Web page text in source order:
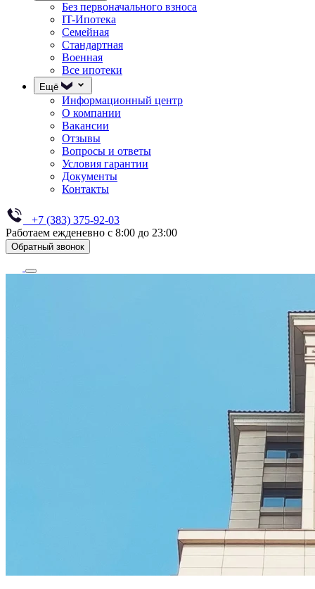
Без первоначального взноса
IT-Ипотека
Семейная
Стандартная
Военная
Все ипотеки
Ещё
Информационный центр
О компании
Вакансии
Отзывы
Вопросы и ответы
Условия гарантии
Документы
Контакты
+7 (383) 375-92-03
Работаем ежденевно с 8:00 до 23:00
Обратный звонок